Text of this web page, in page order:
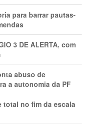
para barrar pautas-
3 DE ALERTA, com
abuso de
a autonomia da PF
total no fim da escala